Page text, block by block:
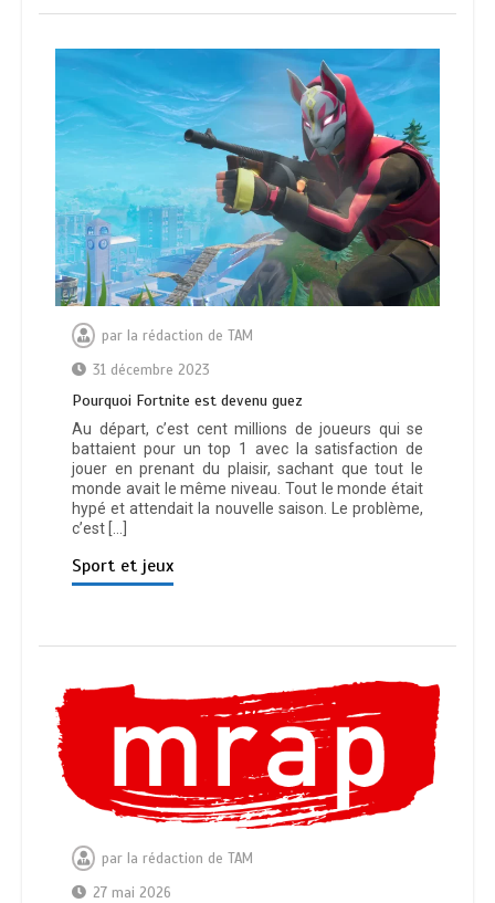
par la rédaction de TAM
31 décembre 2023
Pourquoi Fortnite est devenu guez
Au départ, c’est cent millions de joueurs qui se
battaient pour un top 1 avec la satisfaction de
jouer en prenant du plaisir, sachant que tout le
monde avait le même niveau. Tout le monde était
hypé et attendait la nouvelle saison. Le problème,
c’est […]
Sport et jeux
par la rédaction de TAM
27 mai 2026